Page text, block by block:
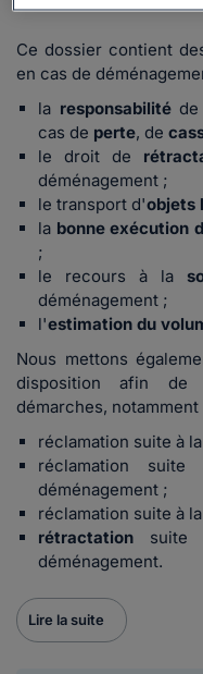
Ce dossier contient
en cas de
la responsabilitéde
cas de perte, de
le droit de
déménagement ;
le transport d'objets
la bonneexécution
;
le recours à la
déménagement ;
l'estimation du
Nous mettons
disposition afin de
démarches, notamment
réclamation suite à la
réclamation
déménagement ;
réclamation suite à la
rétractation suite
déménagement.
Lire la suite